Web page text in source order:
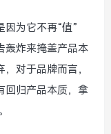
因为它不再“值”
轰炸来掩盖产品本
对于品牌而言，
回归产品本质，拿